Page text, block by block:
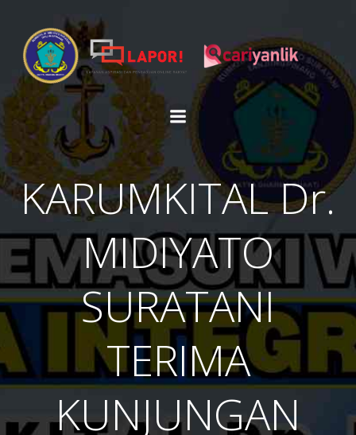
content
KARUMKITAL Dr.
MIDIYATO
SURATANI
TERIMA
KUNJUNGAN